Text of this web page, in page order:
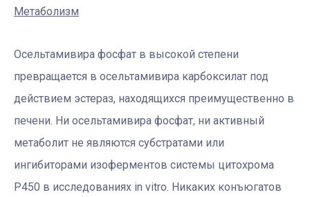
Метаболизм
Осельтамивира фосфат в высокой степени
превращается в осельтамивира карбоксилат под
действием эстераз, находящихся преимущественно в
печени. Ни осельтамивира фосфат, ни активный
метаболит не являются субстратами или
ингибиторами изоферментов системы цитохрома
Р450 в исследованиях in vitro. Никаких конъюгатов